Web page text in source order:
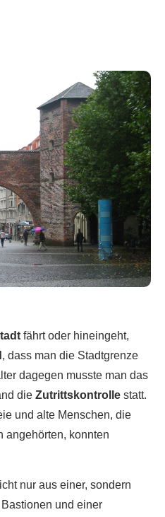
fährt oder hineingeht,
, dass man die Stadtgrenze
dagegen musste man das
die Zutrittskontrolle statt.
und alte Menschen, die
angehörten, konnten
nur aus einer, sondern
und einer